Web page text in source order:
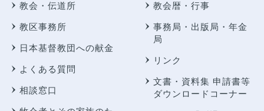
教会・伝道所
教区事務所
日本基督教団への献金
よくある質問
相談窓口
教会暦・行事
事務局・出版局・年金
局
リンク
文書・資料集 申請書等
ダウンロードコーナー